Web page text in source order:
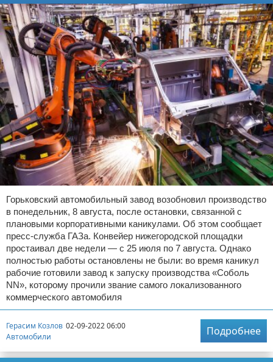
Горьковский автомобильный завод возобновил производство
в понедельник, 8 августа, после остановки, связанной с
плановыми корпоративными каникулами. Об этом сообщает
пресс-служба ГАЗа. Конвейер нижегородской площадки
простаивал две недели — с 25 июля по 7 августа. Однако
полностью работы остановлены не были: во время каникул
рабочие готовили завод к запуску производства «Соболь
NN», которому прочили звание самого локализованного
коммерческого автомобиля
Герасим Козлов 02-09-2022 06:00
Автомобили
Подробнее